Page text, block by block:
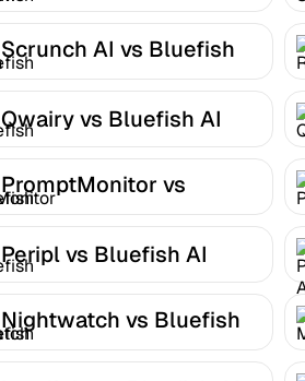
Scrunch AI vs Bluefish
AI
Qwairy vs Bluefish AI
PromptMonitor vs
Bluefish AI
Peripl vs Bluefish AI
Nightwatch vs Bluefish
AI